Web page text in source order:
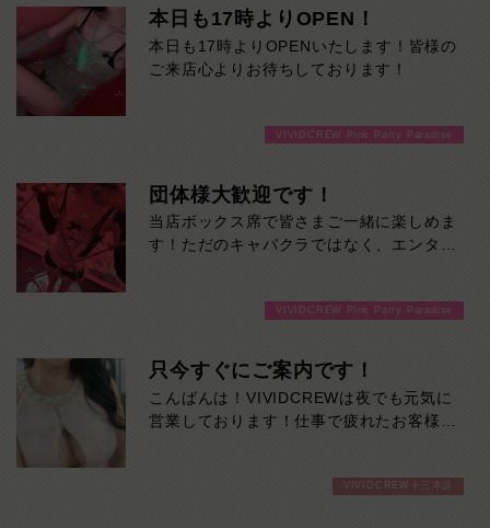
本日も17時よりOPEN！
本日も17時よりOPENいたします！皆様の
ご来店心よりお待ちしております！
VIVIDCREW Pink Party Paradise
団体様大歓迎です！
当店ボックス席で皆さまご一緒に楽しめま
す！ただのキャバクラではなく、エンター
VIVIDCREW Pink Party Paradise
只今すぐにご案内です！
こんばんは！VIVIDCREWは夜でも元気に
営業しております！仕事で疲れたお客様
VIVIDCREW十三本店